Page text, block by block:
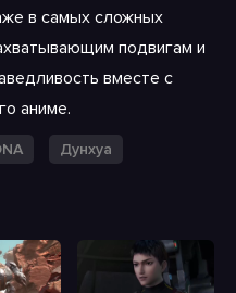
в самых сложных
подвигам и
вместе с
аниме.
Дунхуа